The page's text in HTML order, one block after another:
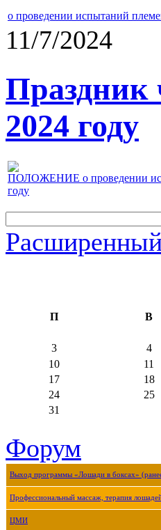
о проведении испытаний
11/7/2024
Праздник
2024 году
ПОЛОЖЕНИЕ о проведении
году
П В
3 4
10
11
17
18
24
25
31
Форум
Выход программы «Лошади в боксах»
Профессиональный массаж, терапия
ЦМИ